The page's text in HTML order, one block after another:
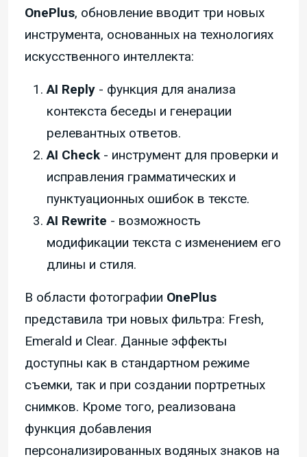
OnePlus, обновление вводит три новых
инструмента, основанных на технологиях
искусственного интеллекта:
AI Reply - функция для анализа
контекста беседы и генерации
релевантных ответов.
AI Check - инструмент для проверки и
исправления грамматических и
пунктуационных ошибок в тексте.
AI Rewrite - возможность
модификации текста с изменением его
длины и стиля.
В области фотографии OnePlus
представила три новых фильтра: Fresh,
Emerald и Clear. Данные эффекты
доступны как в стандартном режиме
съемки, так и при создании портретных
снимков. Кроме того, реализована
функция добавления
персонализированных водяных знаков на